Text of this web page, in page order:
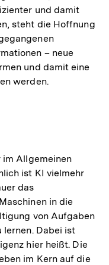
und damit
steht die Hoffnung
– neue
und damit eine
werden.
Allgemeinen
ist KI vielmehr
das
in die
von Aufgaben
lernen. Dabei ist
hier heißt. Die
im Kern auf die